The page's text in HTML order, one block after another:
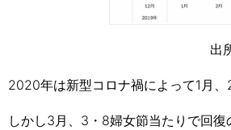
出
2020年は新型コロナ禍によって1月、
しかし3月、3・8婦女節当たりで回